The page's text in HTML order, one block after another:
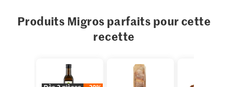
Produits Migros parfaits pour cette
recette